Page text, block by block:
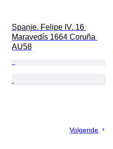
Spanje. Felipe IV. 16
Maravedís 1664 Coruña
AU58
Volgende